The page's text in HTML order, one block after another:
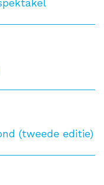
(tweede editie)